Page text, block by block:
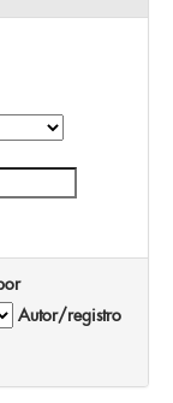
Autor/registro